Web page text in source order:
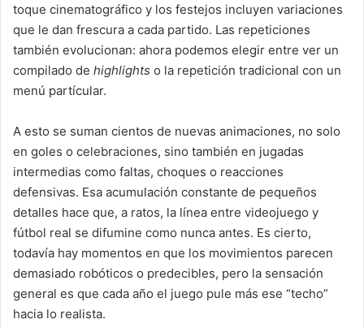
toque cinematográfico y los festejos incluyen variaciones
que le dan frescura a cada partido. Las repeticiones
también evolucionan: ahora podemos elegir entre ver un
compilado de highlights o la repetición tradicional con un
menú partícular.
A esto se suman cientos de nuevas animaciones, no solo
en goles o celebraciones, sino también en jugadas
intermedias como faltas, choques o reacciones
defensivas. Esa acumulación constante de pequeños
detalles hace que, a ratos, la línea entre videojuego y
fútbol real se difumine como nunca antes. Es cierto,
todavía hay momentos en que los movimientos parecen
demasiado robóticos o predecibles, pero la sensación
general es que cada año el juego pule más ese “techo”
hacia lo realista.